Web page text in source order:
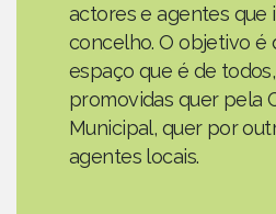
actores e agentes que
concelho. O objetivo é
espaço que é de
promovidas quer pela
Municipal, quer por
agentes locais.